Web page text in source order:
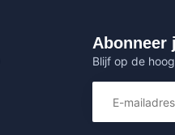
Abonneer
Blijf op de